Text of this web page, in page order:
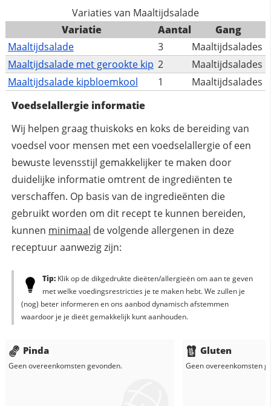
Variaties van Maaltijdsalade
Variatie
Aantal
Gang
Maaltijdsalade
3
Maaltijdsalades
Maaltijdsalade met gerookte kip 2
Maaltijdsalades
Maaltijdsalade kipbloemkool
1
Maaltijdsalades
Voedselallergie informatie
Wij helpen graag thuiskoks en koks de bereiding van
voedsel voor mensen met een voedselallergie of een
bewuste levensstijl gemakkelijker te maken door
duidelijke informatie omtrent de ingrediënten te
verschaffen. Op basis van de ingredieënten die
gebruikt worden om dit recept te kunnen bereiden,
kunnen minimaal de volgende allergenen in deze
receptuur aanwezig zijn:
Tip:Klik op de dikgedrukte dieëten/allergieën om aan te geven
met welke voedingsrestricties je te maken hebt. We zullen je
(nog) beter informeren en ons aanbod dynamisch afstemmen
waardoor je je dieët gemakkelijk kunt aanhouden.
Pinda
Geen overeenkomsten gevonden.
Gluten
Geen overeenkomsten